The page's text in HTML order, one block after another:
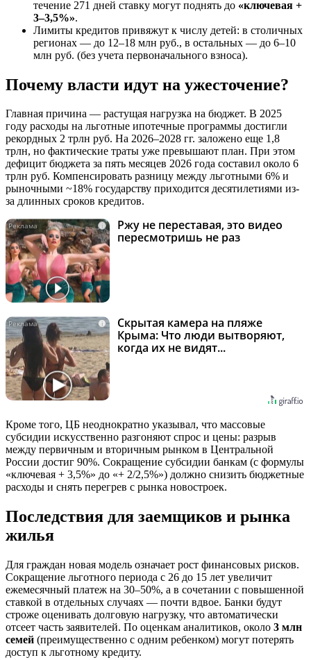
течение 271 дней ставку могут поднять до «ключевая +
3–3,5%».
Лимиты кредитов привяжут к числу детей: в столичных
регионах — до 12–18 млн руб., в остальных — до 6–10
млн руб. (без учета первоначального взноса).
Почему власти идут на ужесточение?
Главная причина — растущая нагрузка на бюджет. В 2025
году расходы на льготные ипотечные программы достигли
рекордных 2 трлн руб. На 2026–2028 гг. заложено еще 1,8
трлн, но фактические траты уже превышают план. При этом
дефицит бюджета за пять месяцев 2026 года составил около 6
трлн руб. Компенсировать разницу между льготными 6% и
рыночными ~18% государству приходится десятилетиями из-
за длинных сроков кредитов.
i
Ржу не переставая, это видео
пересмотришь не раз
i
Скрытая камера на пляже
Крыма: Что люди вытворяют,
когда их не видят...
Кроме того, ЦБ неоднократно указывал, что массовые
субсидии искусственно разгоняют спрос и цены: разрыв
между первичным и вторичным рынком в Центральной
России достиг 90%. Сокращение субсидии банкам (с формулы
«ключевая + 3,5%» до «+ 2/2,5%») должно снизить бюджетные
расходы и снять перегрев с рынка новостроек.
Последствия для заемщиков и рынка
жилья
Для граждан новая модель означает рост финансовых рисков.
Сокращение льготного периода с 26 до 15 лет увеличит
ежемесячный платеж на 30–50%, а в сочетании с повышенной
ставкой в отдельных случаях — почти вдвое. Банки будут
строже оценивать долговую нагрузку, что автоматически
отсеет часть заявителей. По оценкам аналитиков, около 3 млн
семей (преимущественно с одним ребенком) могут потерять
доступ к льготному кредиту.